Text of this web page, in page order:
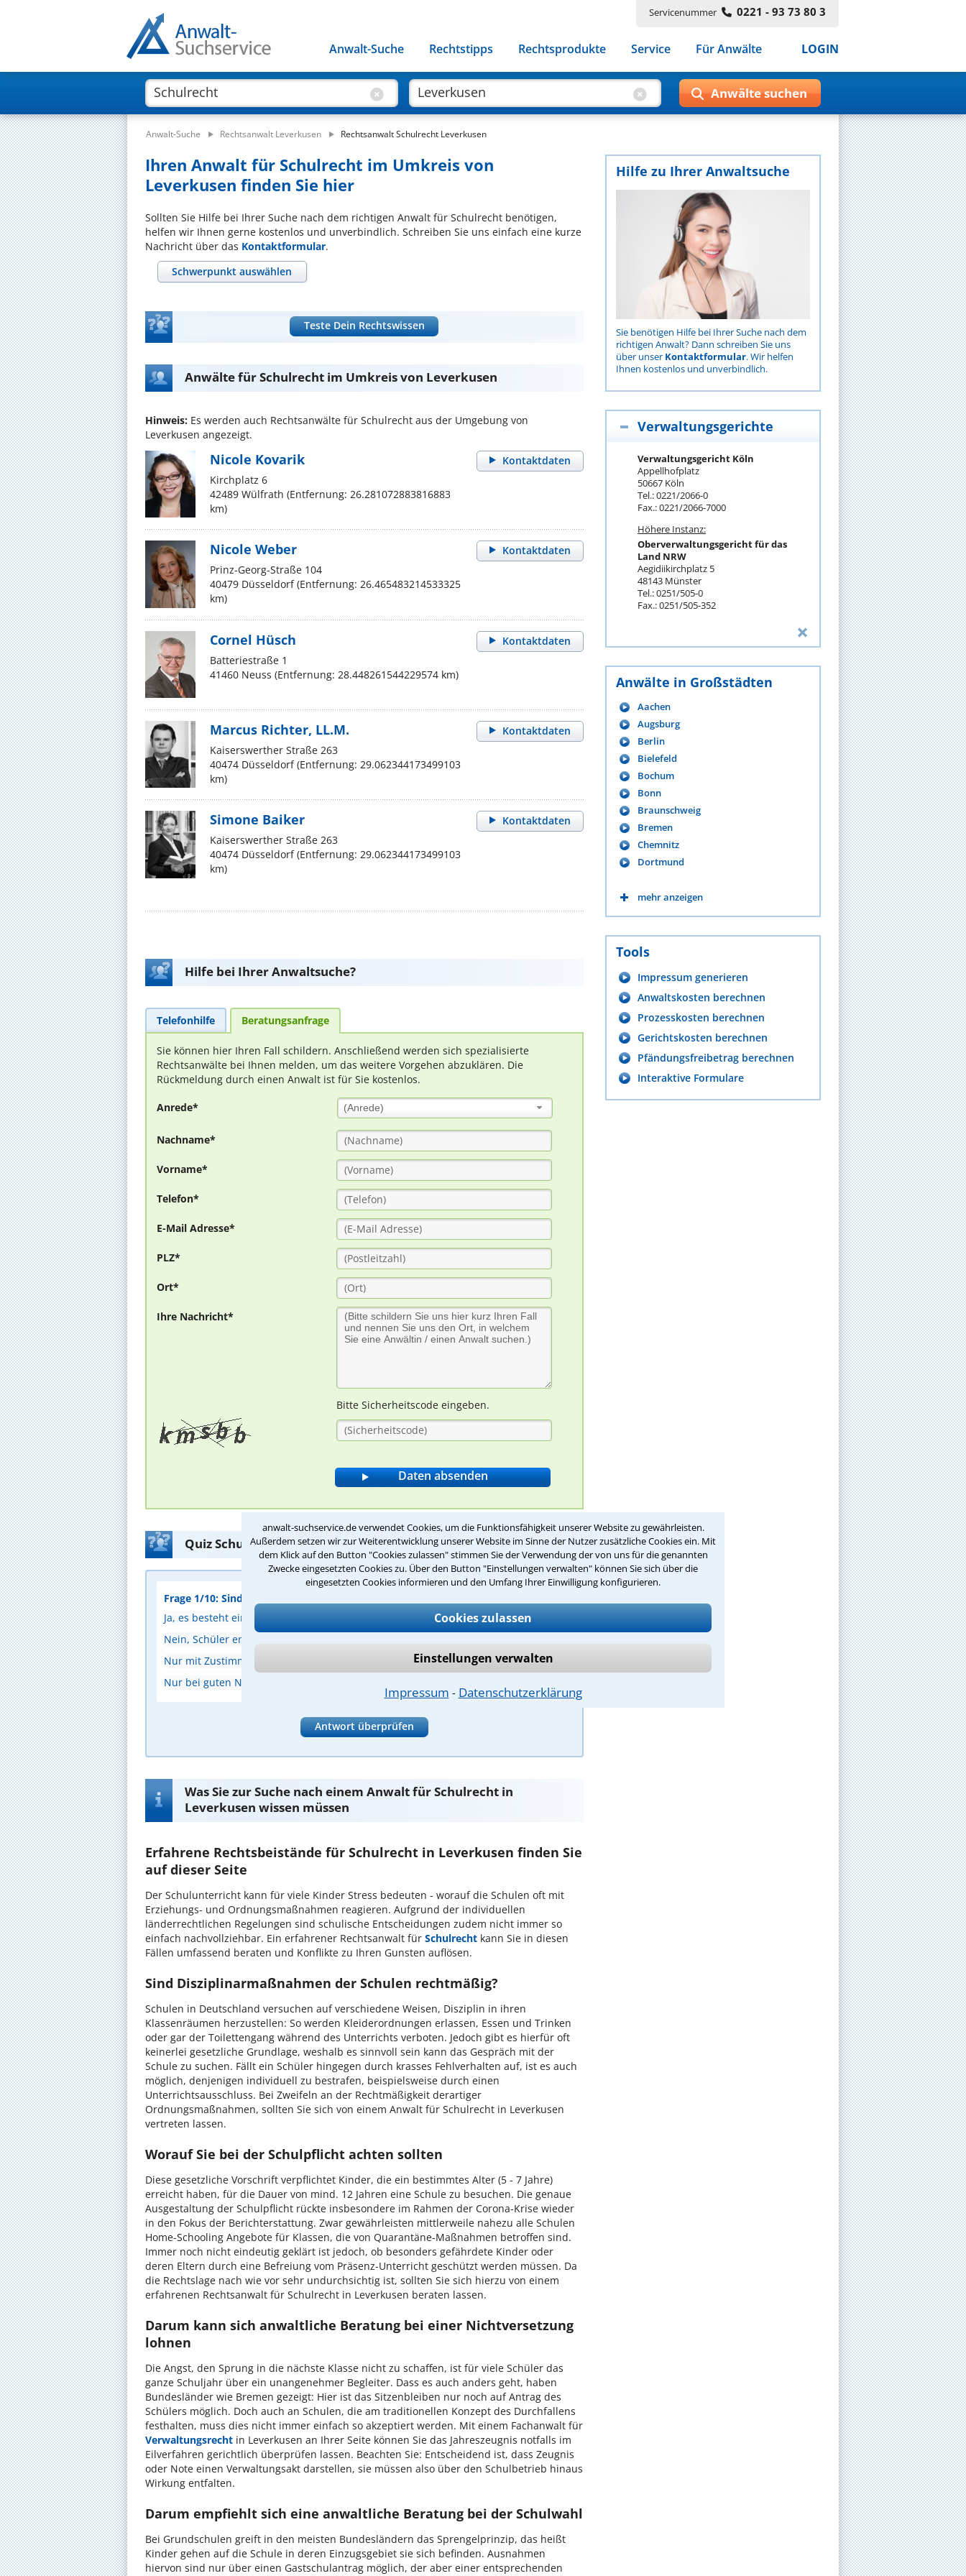
anwalt-suchservice.de verwendet Cookies, um die Funktionsfähigkeit unserer Website zu gewährleisten.
Außerdem setzen wir zur Weiterentwicklung unserer Website im Sinne der Nutzer zusätzliche Cookies ein. Mit
dem Klick auf den Button "Cookies zulassen" stimmen Sie der Verwendung der von uns für die genannten
Zwecke eingesetzten Cookies zu. Über den Button "Einstellungen verwalten" können Sie sich über die
eingesetzten Cookies informieren und den Umfang Ihrer Einwilligung konfigurieren.
Cookies zulassen
Einstellungen verwalten
Impressum ⁃ Datenschutzerklärung
Servicenummer 0221 - 93 73 80 3
Anwalt-Suche Rechtstipps Rechtsprodukte Service Für Anwälte LOGIN
Anwalt-Suche Rechtsanwalt Leverkusen Rechtsanwalt Schulrecht Leverkusen
Ihren Anwalt für Schulrecht im Umkreis von
Leverkusen finden Sie hier
Sollten Sie Hilfe bei Ihrer Suche nach dem richtigen Anwalt für Schulrecht benötigen,
helfen wir Ihnen gerne kostenlos und unverbindlich. Schreiben Sie uns einfach eine kurze
Nachricht über das Kontaktformular.
Schwerpunkt auswählen
Teste Dein Rechtswissen
Anwälte für Schulrecht im Umkreis von Leverkusen
Hinweis: Es werden auch Rechtsanwälte für Schulrecht aus der Umgebung von
Leverkusen angezeigt.
Kontaktdaten
Nicole Kovarik
Kirchplatz 6
42489 Wülfrath (Entfernung: 26.281072883816883
km)
Kontaktdaten
Nicole Weber
Prinz-Georg-Straße 104
40479 Düsseldorf (Entfernung: 26.465483214533325
km)
Kontaktdaten
Cornel Hüsch
Batteriestraße 1
41460 Neuss (Entfernung: 28.448261544229574 km)
Kontaktdaten
Marcus Richter, LL.M.
Kaiserswerther Straße 263
40474 Düsseldorf (Entfernung: 29.062344173499103
km)
Kontaktdaten
Simone Baiker
Kaiserswerther Straße 263
40474 Düsseldorf (Entfernung: 29.062344173499103
km)
Hilfe bei Ihrer Anwaltsuche?
Telefonhilfe Beratungsanfrage
Sie können hier Ihren Fall schildern. Anschließend werden sich spezialisierte
Rechtsanwälte bei Ihnen melden, um das weitere Vorgehen abzuklären. Die
Rückmeldung durch einen Anwalt ist für Sie kostenlos.
Anrede* (Anrede)
Nachname*
Vorname*
Telefon*
E-Mail Adresse*
PLZ*
Ort*
Ihre Nachricht*
Bitte Sicherheitscode eingeben.
Quiz Schulrecht: Rechte und Pflichten von Schülern
Frage 1/10: Sind Schüler zur Teilnahme am Unterricht verpflichtet?
Ja, es besteht eine gesetzliche Schulpflicht.
Nein, Schüler entscheiden selbst über ihre Teilnahme.
Nur mit Zustimmung der Eltern.
Nur bei guten Noten.
Antwort überprüfen
Was Sie zur Suche nach einem Anwalt für Schulrecht in
Leverkusen wissen müssen
Erfahrene Rechtsbeistände für Schulrecht in Leverkusen finden Sie
auf dieser Seite
Der Schulunterricht kann für viele Kinder Stress bedeuten - worauf die Schulen oft mit
Erziehungs- und Ordnungsmaßnahmen reagieren. Aufgrund der individuellen
länderrechtlichen Regelungen sind schulische Entscheidungen zudem nicht immer so
einfach nachvollziehbar. Ein erfahrener Rechtsanwalt für Schulrecht kann Sie in diesen
Fällen umfassend beraten und Konflikte zu Ihren Gunsten auflösen.
Sind Disziplinarmaßnahmen der Schulen rechtmäßig?
Schulen in Deutschland versuchen auf verschiedene Weisen, Disziplin in ihren
Klassenräumen herzustellen: So werden Kleiderordnungen erlassen, Essen und Trinken
oder gar der Toilettengang während des Unterrichts verboten. Jedoch gibt es hierfür oft
keinerlei gesetzliche Grundlage, weshalb es sinnvoll sein kann das Gespräch mit der
Schule zu suchen. Fällt ein Schüler hingegen durch krasses Fehlverhalten auf, ist es auch
möglich, denjenigen individuell zu bestrafen, beispielsweise durch einen
Unterrichtsausschluss. Bei Zweifeln an der Rechtmäßigkeit derartiger
Ordnungsmaßnahmen, sollten Sie sich von einem Anwalt für Schulrecht in Leverkusen
vertreten lassen.
Worauf Sie bei der Schulpflicht achten sollten
Diese gesetzliche Vorschrift verpflichtet Kinder, die ein bestimmtes Alter (5 - 7 Jahre)
erreicht haben, für die Dauer von mind. 12 Jahren eine Schule zu besuchen. Die genaue
Ausgestaltung der Schulpflicht rückte insbesondere im Rahmen der Corona-Krise wieder
in den Fokus der Berichterstattung. Zwar gewährleisten mittlerweile nahezu alle Schulen
Home-Schooling Angebote für Klassen, die von Quarantäne-Maßnahmen betroffen sind.
Immer noch nicht eindeutig geklärt ist jedoch, ob besonders gefährdete Kinder oder
deren Eltern durch eine Befreiung vom Präsenz-Unterricht geschützt werden müssen. Da
die Rechtslage nach wie vor sehr undurchsichtig ist, sollten Sie sich hierzu von einem
erfahrenen Rechtsanwalt für Schulrecht in Leverkusen beraten lassen.
Darum kann sich anwaltliche Beratung bei einer Nichtversetzung
lohnen
Die Angst, den Sprung in die nächste Klasse nicht zu schaffen, ist für viele Schüler das
ganze Schuljahr über ein unangenehmer Begleiter. Dass es auch anders geht, haben
Bundesländer wie Bremen gezeigt: Hier ist das Sitzenbleiben nur noch auf Antrag des
Schülers möglich. Doch auch an Schulen, die am traditionellen Konzept des Durchfallens
festhalten, muss dies nicht immer einfach so akzeptiert werden. Mit einem Fachanwalt für
Verwaltungsrecht in Leverkusen an Ihrer Seite können Sie das Jahreszeugnis notfalls im
Eilverfahren gerichtlich überprüfen lassen. Beachten Sie: Entscheidend ist, dass Zeugnis
oder Note einen Verwaltungsakt darstellen, sie müssen also über den Schulbetrieb hinaus
Wirkung entfalten.
Darum empfiehlt sich eine anwaltliche Beratung bei der Schulwahl
Bei Grundschulen greift in den meisten Bundesländern das Sprengelprinzip, das heißt
Kinder gehen auf die Schule in deren Einzugsgebiet sie sich befinden. Ausnahmen
hiervon sind nur über einen Gastschulantrag möglich, der aber einer entsprechenden
Hilfe zu Ihrer Anwaltsuche
Sie benötigen Hilfe bei Ihrer Suche nach dem
richtigen Anwalt? Dann schreiben Sie uns
über unser Kontaktformular. Wir helfen
Ihnen kostenlos und unverbindlich.
Verwaltungsgerichte
Verwaltungsgericht Köln
Appellhofplatz
50667 Köln
Tel.: 0221/2066-0
Fax.: 0221/2066-7000
Höhere Instanz:
Oberverwaltungsgericht für das
Land NRW
Aegidiikirchplatz 5
48143 Münster
Tel.: 0251/505-0
Fax.: 0251/505-352
Anwälte in Großstädten
Aachen
Augsburg
Berlin
Bielefeld
Bochum
Bonn
Braunschweig
Bremen
Chemnitz
Dortmund
mehr anzeigen
Tools
Impressum generieren
Anwaltskosten berechnen
Prozesskosten berechnen
Gerichtskosten berechnen
Pfändungsfreibetrag berechnen
Interaktive Formulare